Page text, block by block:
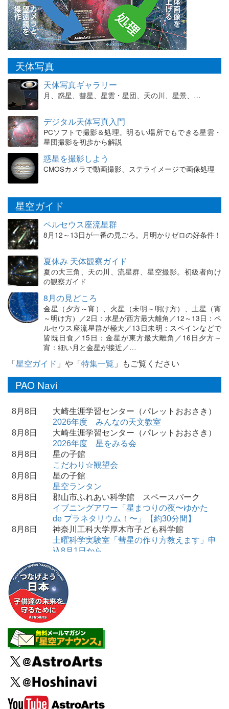
天体写真
天体写真ギャラリー
月、惑星、彗星、星雲・星団、天の川、星景、…
デジタル天体写真入門
PCソフトで撮影＆処理。明るい場所でもできる星雲・
星団撮影を初歩から解説
惑星を撮影しよう
CMOSカメラで動画撮影、ステライメージで画像処理
星空ガイド
ペルセウス座流星群
8月12～13日が一番の見ごろ。月明かりゼロの好条件！
夏休み 天体観察ガイド
夏の大三角、天の川、流星群、星空撮影。初級者向け
の観察ガイド
8月の見どころ
金星（夕方～宵）、火星（未明～明け方）、土星（宵
～明け方）／2日：水星が西方最大離角／12～13日：ペ
ルセウス座流星群が極大／13日未明：スペインなどで
皆既日食／15日：金星が東方最大離角／16日夕方～
宵：細い月と金星が接近／…
「星空ガイド 」や「特集一覧 」もご覧ください
PAO Navi